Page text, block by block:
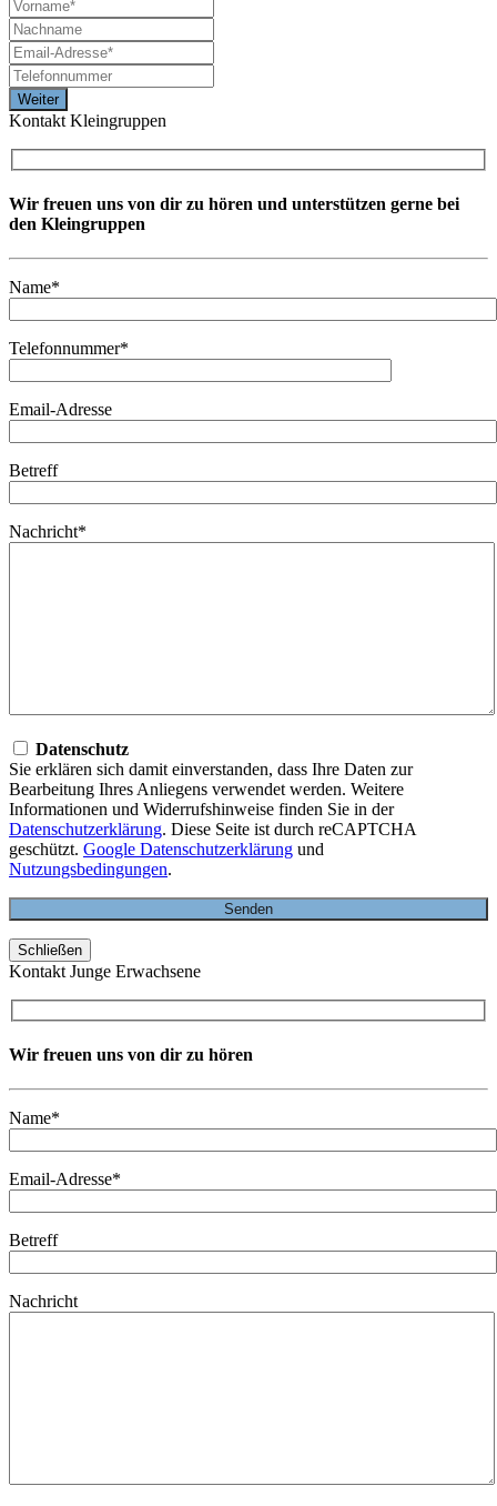
Kontakt Kleingruppen
Wir freuen uns von dir zu hören und unterstützen gerne bei
den Kleingruppen
Name*
Telefonnummer*
Email-Adresse
Betreff
Nachricht*
Datenschutz
Sie erklären sich damit einverstanden, dass Ihre Daten zur
Bearbeitung Ihres Anliegens verwendet werden. Weitere
Informationen und Widerrufshinweise finden Sie in der
Datenschutzerklärung. Diese Seite ist durch reCAPTCHA
geschützt. Google Datenschutzerklärung und
Nutzungsbedingungen.
Schließen
Kontakt Junge Erwachsene
Wir freuen uns von dir zu hören
Name*
Email-Adresse*
Betreff
Nachricht